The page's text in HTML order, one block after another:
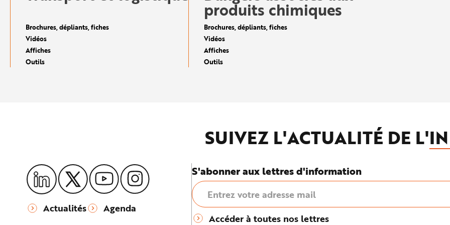
Brochures, dépliants, fiches
Vidéos
Affiches
Outils
produits chimiques
Brochures, dépliants, fiches
Vidéos
Affiches
Outils
SUIVEZ L'ACTUALITÉ DE L'
Actualités Agenda
S'abonner aux lettres d'information
Accéder à toutes nos lettres